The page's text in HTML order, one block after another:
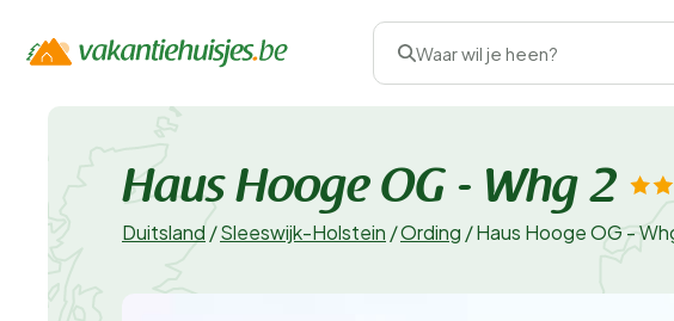
Waar wil je heen?
Haus Hooge OG - Whg 2
Duitsland /Sleeswijk-Holstein /Ording /Haus Hooge OG -